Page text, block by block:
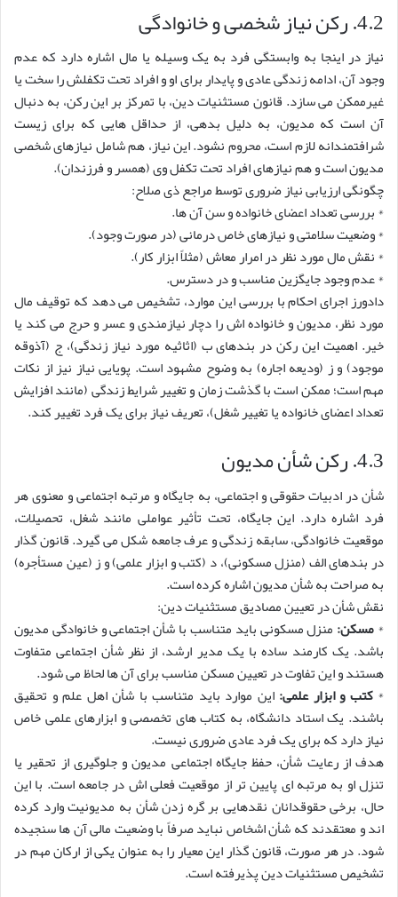
4.2. رکن نیاز شخصی و خانوادگی
نیاز در اینجا به وابستگی فرد به یک وسیله یا مال اشاره دارد که عدم
وجود آن، ادامه زندگی عادی و پایدار برای او و افراد تحت تکفلش را سخت یا
غیرممکن می سازد. قانون مستثنیات دین، با تمرکز بر این رکن، به دنبال
آن است که مدیون، به دلیل بدهی، از حداقل هایی که برای زیست
شرافتمندانه لازم است، محروم نشود. این نیاز، هم شامل نیازهای شخصی
مدیون است و هم نیازهای افراد تحت تکفل وی (همسر و فرزندان).
چگونگی ارزیابی نیاز ضروری توسط مراجع ذی صلاح:
* بررسی تعداد اعضای خانواده و سن آن ها.
* وضعیت سلامتی و نیازهای خاص درمانی (در صورت وجود).
* نقش مال مورد نظر در امرار معاش (مثلاً ابزار کار).
* عدم وجود جایگزین مناسب و در دسترس.
دادورز اجرای احکام با بررسی این موارد، تشخیص می دهد که توقیف مال
مورد نظر، مدیون و خانواده اش را دچار نیازمندی و عسر و حرج می کند یا
خیر. اهمیت این رکن در بندهای ب (اثاثیه مورد نیاز زندگی)، ج (آذوقه
موجود) و ز (ودیعه اجاره) به وضوح مشهود است. پویایی نیاز نیز از نکات
مهم است؛ ممکن است با گذشت زمان و تغییر شرایط زندگی (مانند افزایش
تعداد اعضای خانواده یا تغییر شغل)، تعریف نیاز برای یک فرد تغییر کند.
4.3. رکن شأن مدیون
شأن در ادبیات حقوقی و اجتماعی، به جایگاه و مرتبه اجتماعی و معنوی هر
فرد اشاره دارد. این جایگاه، تحت تأثیر عواملی مانند شغل، تحصیلات،
موقعیت خانوادگی، سابقه زندگی و عرف جامعه شکل می گیرد. قانون گذار
در بندهای الف (منزل مسکونی)، د (کتب و ابزار علمی) و ز (عین مستأجره)
به صراحت به شأن مدیون اشاره کرده است.
نقش شأن در تعیین مصادیق مستثنیات دین:
*مسکن: منزل مسکونی باید متناسب با شأن اجتماعی و خانوادگی مدیون
باشد. یک کارمند ساده با یک مدیر ارشد، از نظر شأن اجتماعی متفاوت
هستند و این تفاوت در تعیین مسکن مناسب برای آن ها لحاظ می شود.
*کتب و ابزار علمی: این موارد باید متناسب با شأن اهل علم و تحقیق
باشند. یک استاد دانشگاه، به کتاب های تخصصی و ابزارهای علمی خاص
نیاز دارد که برای یک فرد عادی ضروری نیست.
هدف از رعایت شأن، حفظ جایگاه اجتماعی مدیون و جلوگیری از تحقیر یا
تنزل او به مرتبه ای پایین تر از موقعیت فعلی اش در جامعه است. با این
حال، برخی حقوقدانان نقدهایی بر گره زدن شأن به مدیونیت وارد کرده
اند و معتقدند که شأن اشخاص نباید صرفاً با وضعیت مالی آن ها سنجیده
شود. در هر صورت، قانون گذار این معیار را به عنوان یکی از ارکان مهم در
تشخیص مستثنیات دین پذیرفته است.